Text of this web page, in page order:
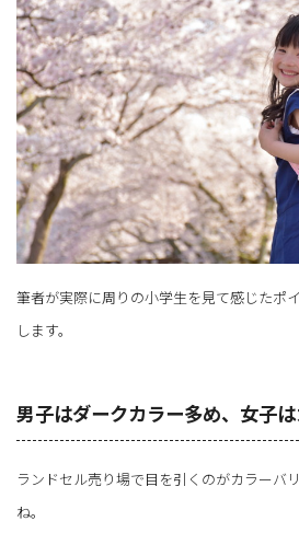
筆者が実際に周りの小学生を見て感じたポ
します。
男子はダークカラー多め、女子
ランドセル売り場で目を引くのがカラーバ
ね。